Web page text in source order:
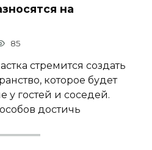
на
85
стремится создать
которое будет
у гостей и соседей.
достичь